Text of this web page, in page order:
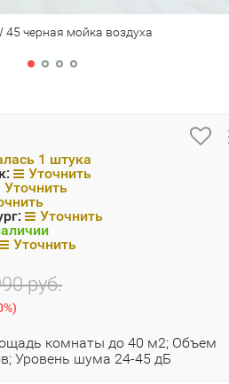
45 черная мойка воздуха
1 штука
Уточнить
Уточнить
Уточнить
Уточнить
руб.
)
комнаты до 40 м2; Объем
Уровень шума 24-45 дБ